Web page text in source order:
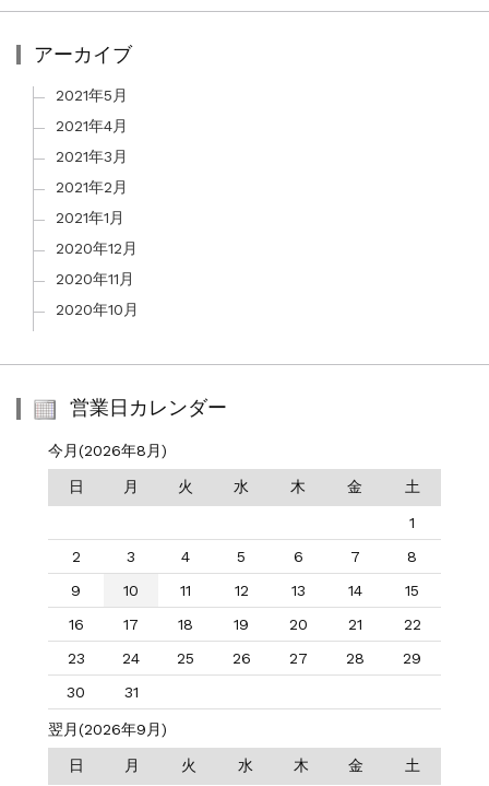
アーカイブ
2021年5月
2021年4月
2021年3月
2021年2月
2021年1月
2020年12月
2020年11月
2020年10月
営業日カレンダー
今月(2026年8月)
日 月 火 水 木 金 土
1
2
3 4 5 6 7
8
9
10 11 12 13 14
15
16
17 18 19 20 21
22
23
24 25 26 27 28
29
30
31
翌月(2026年9月)
日 月 火 水 木 金 土